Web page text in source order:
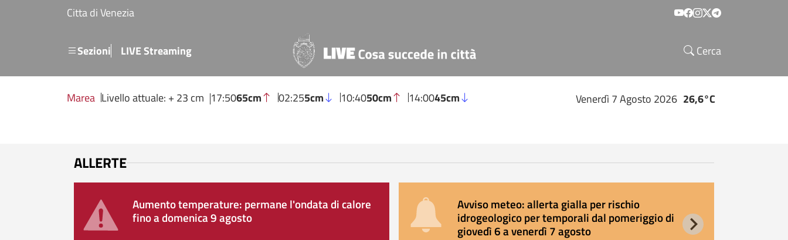
Salta al contenuto principale
Citta di Venezia Social menu
SezioniMenu secondario
LIVE Streaming Cerca
Marea Livello attuale: + 23 cm 17:5065cm 02:255cm 10:4050cm 14:0045cm Venerdì 7 Agosto 2026 26,6°C
ALLERTE
Aumento temperature: permane l'ondata di calore
fino a domenica 9 agosto
Avviso meteo: allerta gialla per rischio
idrogeologico per temporali dal pomeriggio di
giovedì 6 a venerdì 7 agosto